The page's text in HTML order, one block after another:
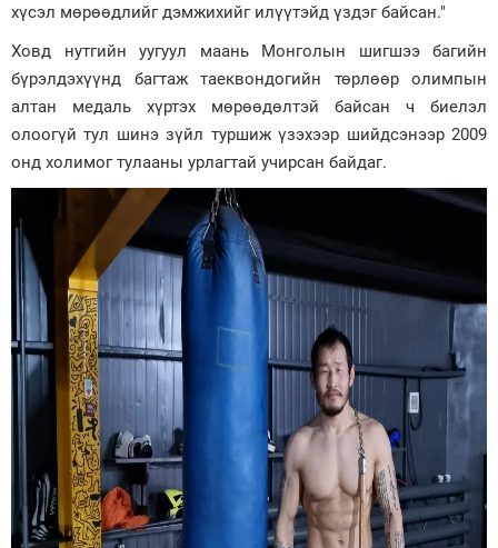
хүсэл мөрөөдлийг дэмжихийг илүүтэйд үздэг байсан."
Ховд нутгийн уугуул маань Монголын шигшээ багийн
бүрэлдэхүүнд багтаж таеквондогийн төрлөөр олимпын
алтан медаль хүртэх мөрөөдөлтэй байсан ч биелэл
олоогүй тул шинэ зүйл туршиж үзэхээр шийдсэнээр 2009
онд холимог тулааны урлагтай учирсан байдаг.